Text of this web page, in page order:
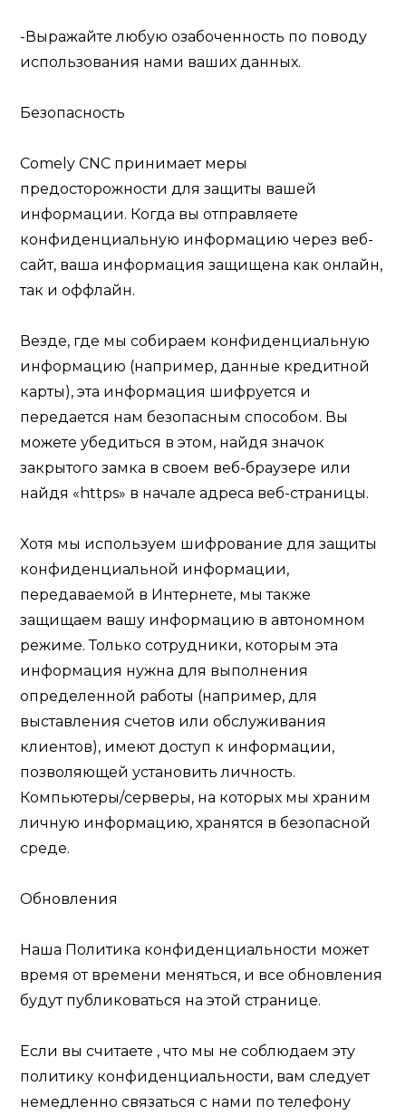
-Выражайте любую озабоченность по поводу
использования нами ваших данных.
Безопасность
Comely CNC принимает меры
предосторожности для защиты вашей
информации. Когда вы отправляете
конфиденциальную информацию через веб-
сайт, ваша информация защищена как онлайн,
так и оффлайн.
Везде, где мы собираем конфиденциальную
информацию (например, данные кредитной
карты), эта информация шифруется и
передается нам безопасным способом. Вы
можете убедиться в этом, найдя значок
закрытого замка в своем веб-браузере или
найдя «https» в начале адреса веб-страницы.
Хотя мы используем шифрование для защиты
конфиденциальной информации,
передаваемой в Интернете, мы также
защищаем вашу информацию в автономном
режиме. Только сотрудники, которым эта
информация нужна для выполнения
определенной работы (например, для
выставления счетов или обслуживания
клиентов), имеют доступ к информации,
позволяющей установить личность.
Компьютеры/серверы, на которых мы храним
личную информацию, хранятся в безопасной
среде.
Обновления
Наша Политика конфиденциальности может
время от времени меняться, и все обновления
будут публиковаться на этой странице.
Если вы считаете ,что мы не соблюдаем эту
политику конфиденциальности, вам следует
немедленно связаться с нами по телефону